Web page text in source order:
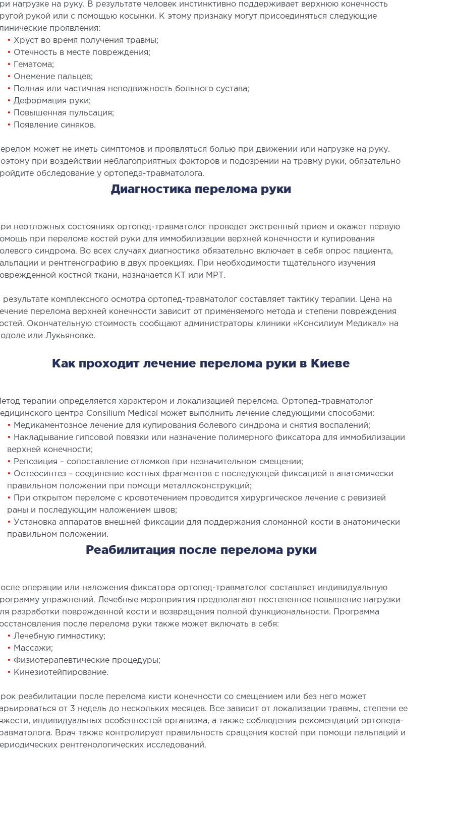
СОСУДИСТАЯ ХИРУРГИЯ
хирургия
ТРАВМАТОЛОГИЯ И
ОРТОПЕДИЯ
Виды оперативных вмешательств
ПЕДИАТРИЯ
услуги
нагрузке на руку. В результате человек инстинктивно поддерживает верхнюю конечность
рукой или с помощью косынки. К этому признаку могут присоединяться следующие
проявления:
• Хруст во время получения травмы;
• Отечность в месте повреждения;
•
Гематома;
• Онемение пальцев;
•
Полная или частичная неподвижность больного сустава;
• Деформация руки;
•
Повышенная пульсация;
•
Появление синяков.
может не иметь симптомов и проявляться болью при движении или нагрузке на руку.
при воздействии неблагоприятных факторов и подозрении на травму руки, обязательно
обследование у ортопеда-травматолога.
Диагностика перелома руки
неотложных состояниях ортопед-травматолог проведет экстренный прием и окажет первую
при переломе костей руки для иммобилизации верхней конечности и купирования
синдрома. Во всех случаях диагностика обязательно включает в себя опрос пациента,
и рентгенографию в двух проекциях. При необходимости тщательного изучения
костной ткани, назначается КТ или МРТ.
результате комплексного осмотра ортопед-травматолог составляет тактику терапии. Цена на
перелома верхней конечности зависит от применяемого метода и степени повреждения
Окончательную стоимость сообщают администраторы клиники «Консилиум Медикал» на
или Лукьяновке.
Как проходит лечение перелома руки в Киеве
терапии определяется характером и локализацией перелома. Ортопед-травматолог
центра Consilium Medical может выполнить лечение следующими способами:
•
Медикаментозное лечение для купирования болевого синдрома и снятия воспалений;
• Накладывание гипсовой повязки или назначение полимерного фиксатора для иммобилизации
верхней конечности;
• Репозиция – сопоставление отломков при незначительном смещении;
• Остеосинтез – соединение костных фрагментов с последующей фиксацией в анатомически
правильном положении при помощи металлоконструкций;
•
При открытом переломе с кровотечением проводится хирургическое лечение с ревизией
раны и последующим наложением швов;
• Установка аппаратов внешней фиксации для поддержания сломанной кости в анатомически
правильном положении.
Реабилитация после перелома руки
операции или наложения фиксатора ортопед-травматолог составляет индивидуальную
упражнений. Лечебные мероприятия предполагают постепенное повышение нагрузки
разработки поврежденной кости и возвращения полной функциональности. Программа
после перелома руки также может включать в себя:
• Лечебную гимнастику;
•
Массажи;
• Физиотерапевтические процедуры;
• Кинезиотейпирование.
реабилитации после перелома кисти конечности со смещением или без него может
от 3 недель до нескольких месяцев. Все зависит от локализации травмы, степени ее
индивидуальных особенностей организма, а также соблюдения рекомендаций ортопеда-
Врач также контролирует правильность сращения костей при помощи пальпаций и
рентгенологических исследований.